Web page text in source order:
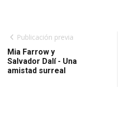
Publicación previa
Mia Farrow y
Salvador Dalí - Una
amistad surreal